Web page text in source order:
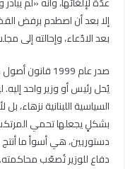
إلا بعد أن اصطدم برفض
بعد الادّعاء، وإحالته إلى
صدر عام 1999
يُحل رئيس أو وزير واحد
السياسية اللبنانية
بشكلٍ يجعلها تحمي
دستوريين، هي أسوأ ما أنتج
دفاع للوزير تُصعّب محاكمته.